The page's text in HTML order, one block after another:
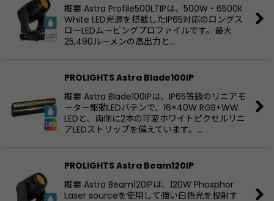
概要 Astra Profile500LTIPは、500W・6500K
White LED光源を搭載したIP65対応のロングス
ローLEDムービングプロファイルです。最大
25,490ルーメンの高出力と…
PROLIGHTS Astra Blade100IP
概要 Astra Blade100IPは、IP65等級のリニアモ
ーター駆動LEDバテンで、16×40W RGB+WW
LEDと、両側に2本の可変ホワイトピクセルリニ
アLEDストリップを備えています。…
PROLIGHTS Astra Beam120IP
概要 Astra Beam120IPは、120W Phosphor
Laser sourceを使用して強い白色光を投射す